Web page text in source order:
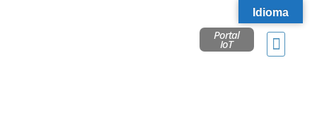
Portal
IoT
Idioma